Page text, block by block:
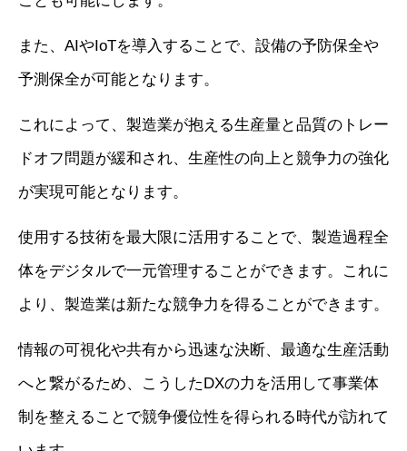
また、AIやIoTを導入することで、設備の予防保全や
予測保全が可能となります。
これによって、製造業が抱える生産量と品質のトレー
ドオフ問題が緩和され、生産性の向上と競争力の強化
が実現可能となります。
使用する技術を最大限に活用することで、製造過程全
体をデジタルで一元管理することができます。これに
より、製造業は新たな競争力を得ることができます。
情報の可視化や共有から迅速な決断、最適な生産活動
へと繋がるため、こうしたDXの力を活用して事業体
制を整えることで競争優位性を得られる時代が訪れて